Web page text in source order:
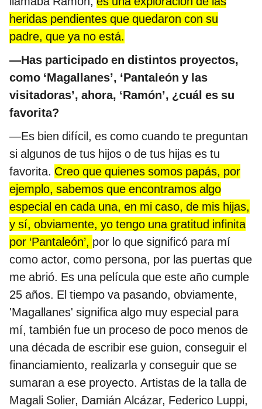
heridas pendientes que quedaron con su
padre, que ya no está.
—Has participado en distintos proyectos,
como ‘Magallanes’, ‘Pantaleón y las
visitadoras’, ahora, ‘Ramón’, ¿cuál es su
favorita?
—Es bien difícil, es como cuando te preguntan
si algunos de tus hijos o de tus hijas es tu
favorita. Creo que quienes somos papás, por
ejemplo, sabemos que encontramos algo
especial en cada una, en mi caso, de mis hijas,
y sí, obviamente, yo tengo una gratitud infinita
por ‘Pantaleón’, por lo que significó para mí
como actor, como persona, por las puertas que
me abrió. Es una película que este año cumple
25 años. El tiempo va pasando, obviamente,
'Magallanes' significa algo muy especial para
mí, también fue un proceso de poco menos de
una década de escribir ese guion, conseguir el
financiamiento, realizarla y conseguir que se
sumaran a ese proyecto. Artistas de la talla de
Magali Solier, Damián Alcázar, Federico Luppi,